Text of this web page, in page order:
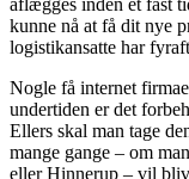
kunne nå at få dit nye
logistikansatte har
Nogle få internet
undertiden er det
Ellers skal man tage
mange gange – om
eller Hinnerup – vil